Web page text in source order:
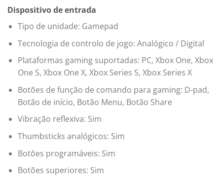
Dispositivo de entrada
Tipo de unidade: Gamepad
Tecnologia de controlo de jogo: Analógico / Digital
Plataformas gaming suportadas: PC, Xbox One, Xbox
One S, Xbox One X, Xbox Series S, Xbox Series X
Botões de função de comando para gaming: D-pad,
Botão de início, Botão Menu, Botão Share
Vibração reflexiva: Sim
Thumbsticks analógicos: Sim
Botões programáveis: Sim
Botões superiores: Sim